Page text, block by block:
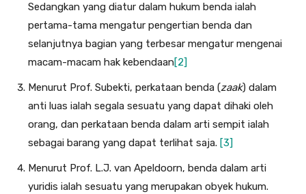
Sedangkan yang diatur dalam hukum benda ialah
pertama-tama mengatur pengertian benda dan
selanjutnya bagian yang terbesar mengatur mengenai
macam-macam hak kebendaan[2]
Menurut Prof. Subekti, perkataan benda (zaak) dalam
anti luas ialah segala sesuatu yang dapat dihaki oleh
orang, dan perkataan benda dalam arti sempit ialah
sebagai barang yang dapat terlihat saja. [3]
Menurut Prof. L.J. van Apeldoorn, benda dalam arti
yuridis ialah sesuatu yang merupakan obyek hukum.